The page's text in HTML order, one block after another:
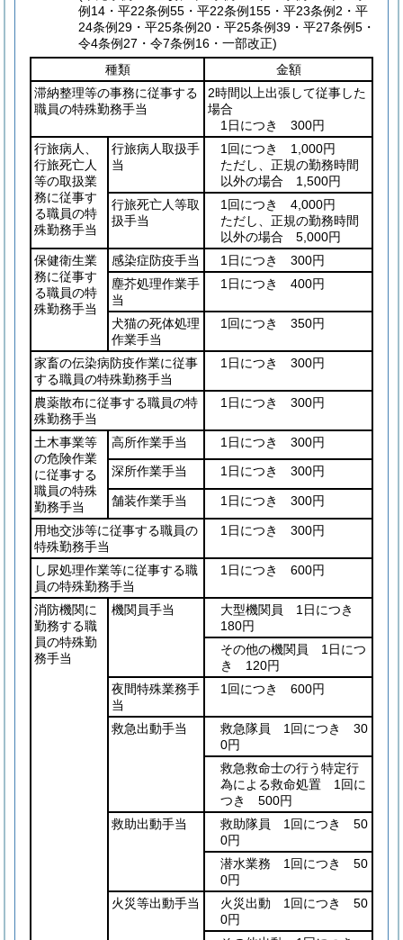
例14・平22条例55・平22条例155・平23条例2・平
24条例29・平25条例20・平25条例39・平27条例5・
令4条例27・令7条例16・一部改正)
種類
金額
滞納整理等の事務に従事する
職員の特殊勤務手当
2時間以上出張して従事した
場合
1日につき 300円
行旅病人、
行旅死亡人
等の取扱業
務に従事す
る職員の特
殊勤務手当
行旅病人取扱手
当
1回につき 1,000円
ただし、正規の勤務時間
以外の場合 1,500円
行旅死亡人等取
扱手当
1回につき 4,000円
ただし、正規の勤務時間
以外の場合 5,000円
保健衛生業
務に従事す
る職員の特
殊勤務手当
感染症防疫手当
1日につき 300円
塵芥処理作業手
当
1日につき 400円
犬猫の死体処理
作業手当
1回につき 350円
家畜の伝染病防疫作業に従事
する職員の特殊勤務手当
1日につき 300円
農薬散布に従事する職員の特
殊勤務手当
1日につき 300円
土木事業等
の危険作業
に従事する
職員の特殊
勤務手当
高所作業手当
1日につき 300円
深所作業手当
1日につき 300円
舗装作業手当 1日につき 300円
用地交渉等に従事する職員の
特殊勤務手当
1日につき 300円
し尿処理作業等に従事する職
員の特殊勤務手当
1日につき 600円
消防機関に
勤務する職
員の特殊勤
務手当
機関員手当
大型機関員 1日につき
180円
その他の機関員 1日につ
き 120円
夜間特殊業務手
当
1回につき 600円
救急出動手当
救急隊員 1回につき 30
0円
救急救命士の行う特定行
為による救命処置 1回に
つき 500円
救助出動手当
救助隊員 1回につき 50
0円
潜水業務 1回につき 50
0円
火災等出動手当
火災出動 1回につき 50
0円